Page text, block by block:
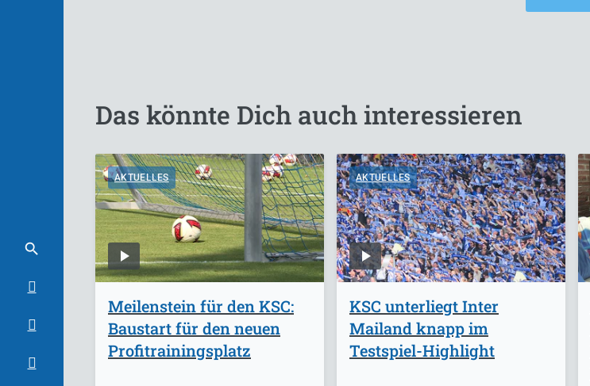
Das könnte Dich auch interessieren
AKTUELLES
Meilenstein für den KSC:
Baustart für den neuen
Profitrainingsplatz
AKTUELLES
KSC unterliegt Inter
Mailand knapp im
Testspiel-Highlight